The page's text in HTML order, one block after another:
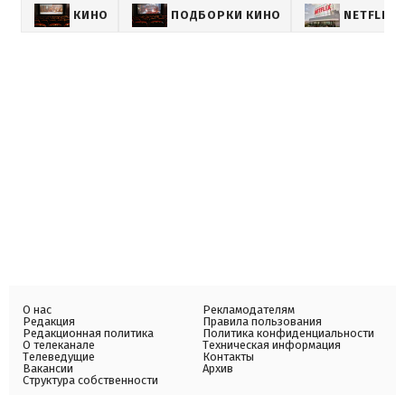
КИНО ПОДБОРКИ КИНО NETFLIX
О нас
Редакция
Редакционная политика
О телеканале
Телеведущие
Вакансии
Структура собственности
Рекламодателям
Правила пользования
Политика конфиденциальности
Техническая информация
Контакты
Архив